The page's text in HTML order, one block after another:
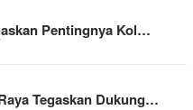
Pentingnya Kol…
Tegaskan Dukung…